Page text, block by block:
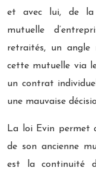
et avec lui, de la
mutuelle
retraités, un angle
cette mutuelle via
un contrat
une mauvaise
La loi Evin permet
de son ancienne
est la continuité